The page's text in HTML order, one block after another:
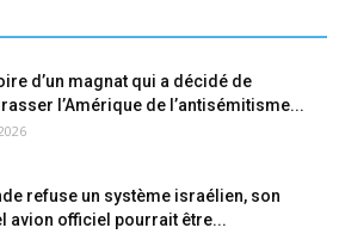
d’un magnat qui a décidé de
l’Amérique de l’antisémitisme...
refuse un système israélien, son
avion officiel pourrait être...